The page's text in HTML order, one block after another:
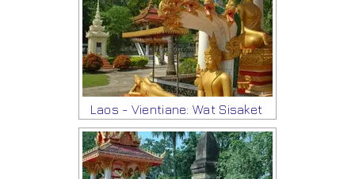
Laos - Vientiane: Wat Sisaket